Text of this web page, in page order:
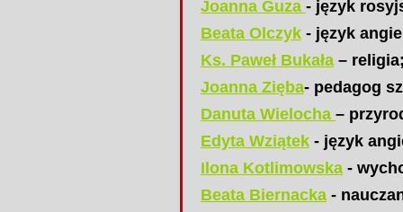
Joanna Guza - język
Beata Olczyk - język
Ks. Paweł Bukała –
Joanna Zięba- pedagog
Danuta Wielocha –
Edyta Wziątek - język
Ilona Kotlimowska -
Beata Biernacka -